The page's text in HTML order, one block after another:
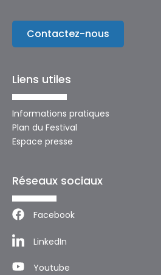
Contactez-nous
Liens utiles
Informations pratiques
Plan du Festival
Espace presse
Réseaux sociaux
Facebook
LinkedIn
Youtube